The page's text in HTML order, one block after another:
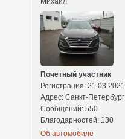
Почетный участник
Регистрация: 21.03.2021
Адрес: Санкт-Петербург
Сообщений: 550
Благодарностей: 130
Об автомобиле